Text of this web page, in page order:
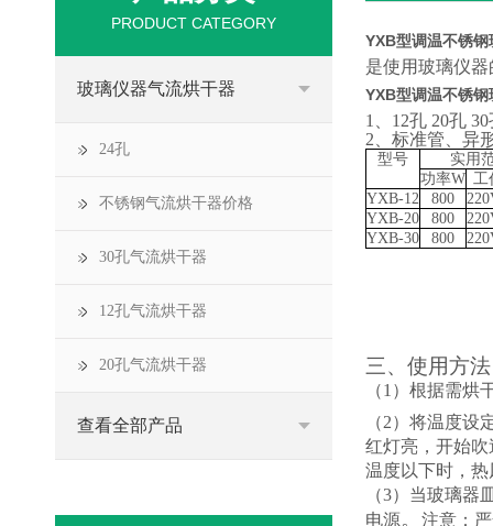
YXB型调温不锈
是使用玻璃仪
YXB型调温不锈
1、12孔 20孔
2、标准管、异
型号
实用
功率W 工
YXB-12
800
YXB-20
800
YXB-30
800
三、使用方法
（1）根据需烘
（2）将温度设
红灯亮，开始
温度以下时，
（3）当玻璃器
电源。 注意：
PRODUCT CATEGORY
玻璃仪器气流烘干器
24孔
不锈钢气流烘干器价格
30孔气流烘干器
12孔气流烘干器
20孔气流烘干器
查看全部产品